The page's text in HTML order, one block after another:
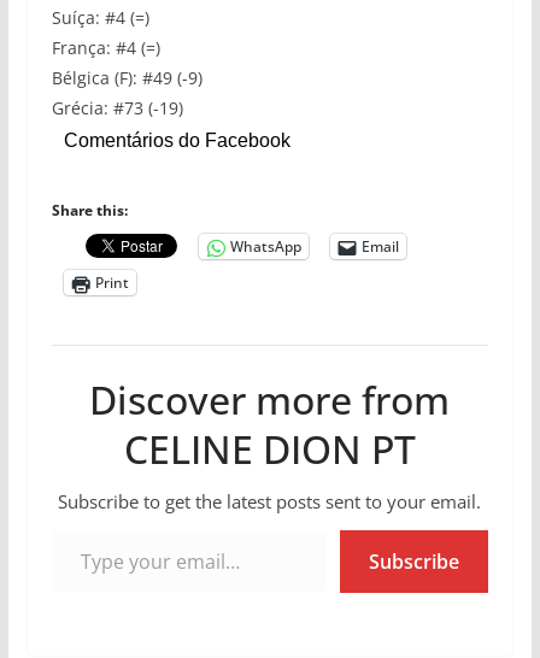
Suíça: #4 (=)
França: #4 (=)
Bélgica (F): #49 (-9)
Grécia: #73 (-19)
Comentários do Facebook
Share this:
WhatsApp
Email
Print
Discover more from
CELINE DION PT
Subscribe to get the latest posts sent to your email.
Subscribe